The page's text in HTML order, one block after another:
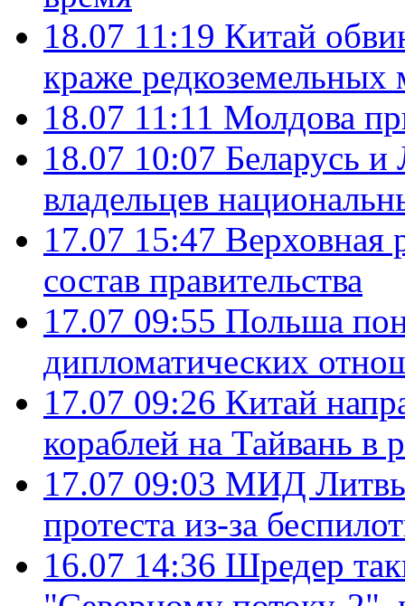
18.07 11:19 Китай
краже редкоземельных
18.07 11:11 Молдова
18.07 10:07 Беларусь
владельцев
17.07 15:47 Верховная
состав правительства
17.07 09:55 Польша
дипломатических
17.07 09:26 Китай
кораблей на Тайвань в
17.07 09:03 МИД Литвы
протеста из-за
16.07 14:36 Шредер